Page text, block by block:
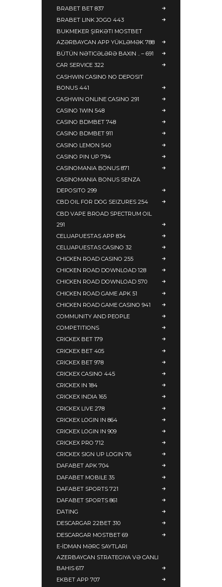
BRABET BET 837
BRABET LINK JOGO 443
BUKMEKER ŞIRKƏTI MOSTBET
AZƏRBAYCAN APP YÜKLƏMƏK 788
BÜTÜN NƏTICƏLƏRƏ BAXIN .. – 691
CAR SERVICE 322
CASHWIN CASINO NO DEPOSIT
BONUS 441
CASHWIN ONLINE CASINO 291
CASINO 1WIN 548
CASINO BDMBET 748
CASINO BDMBET 911
CASINO LEMON 540
CASINO PIN UP 794
CASINOMANIA BONUS 871
CASINOMANIA BONUS SENZA
DEPOSITO 299
CBD OIL FOR DOG SEIZURES 254
CBD VAPE BROAD SPECTRUM OIL
291
CELUAPUESTAS APP 834
CELUAPUESTAS CASINO 32
CHICKEN ROAD CASINO 255
CHICKEN ROAD DOWNLOAD 128
CHICKEN ROAD DOWNLOAD 570
CHICKEN ROAD GAME APK 51
CHICKEN ROAD GAME CASINO 941
COMMUNITY AND PEOPLE
COMPETITIONS
CRICKEX BET 179
CRICKEX BET 405
CRICKEX BET 978
CRICKEX CASINO 445
CRICKEX IN 184
CRICKEX INDIA 165
CRICKEX LIVE 278
CRICKEX LOGIN IN 864
CRICKEX LOGIN IN 909
CRICKEX PRO 712
CRICKEX SIGN UP LOGIN 76
DAFABET APK 704
DAFABET MOBILE 35
DAFABET SPORTS 721
DAFABET SPORTS 861
DATING
DESCARGAR 22BET 310
DESCARGAR MOSTBET 69
E-İDMAN MƏRC SAYTLARI
AZERBAYCAN STRATEGIYA VƏ CANLI
BAHIS 617
EKBET APP 707